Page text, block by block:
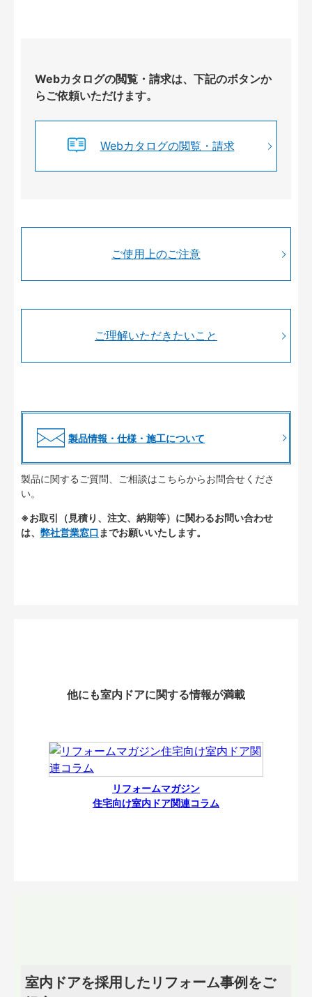
Webカタログの閲覧・請求は、下記のボタンか
らご依頼いただけます。
Webカタログの閲覧・請求
ご使用上のご注意
ご理解いただきたいこと
製品情報・仕様・施工について
製品に関するご質問、ご相談はこちらからお問合せくださ
い。
※お取引（見積り、注文、納期等）に関わるお問い合わせ
は、 弊社営業窓口 までお願いいたします。
他にも室内ドアに関する情報が満載
リフォームマガジン
住宅向け室内ドア関連コラム
室内ドアを採用したリフォーム事例をご